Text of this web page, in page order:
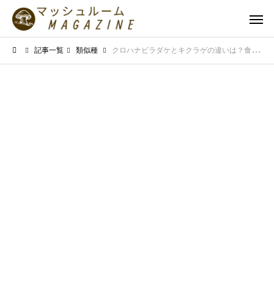
記事一覧 類似種 クロハナビラダケとキクラゲの違いは？食感や見た目の特徴を徹底比較